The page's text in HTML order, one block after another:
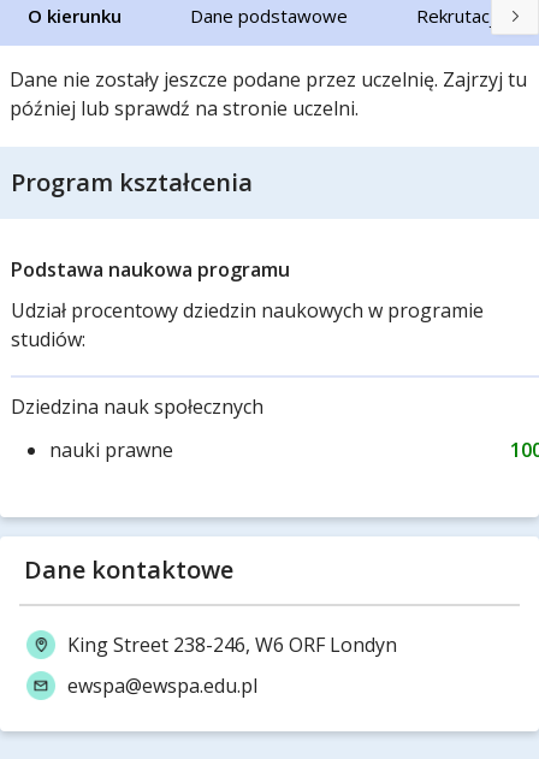
O kierunku Dane podstawowe Rekrutacja
Dane nie zostały jeszcze podane przez uczelnię. Zajrzyj tu
później lub sprawdź na stronie uczelni.
Program kształcenia
Podstawa naukowa programu
Udział procentowy dziedzin naukowych w programie
studiów:
Dziedzina nauk społecznych
nauki prawne
Dane kontaktowe
King Street 238-246, W6 ORF Londyn
ewspa@ewspa.edu.pl